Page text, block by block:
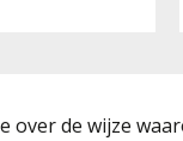
over de wijze